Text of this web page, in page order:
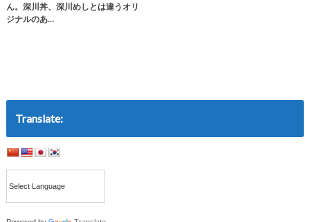
ん。深川丼、深川めしとは違うオリ
ジナルのあ…
Translate: